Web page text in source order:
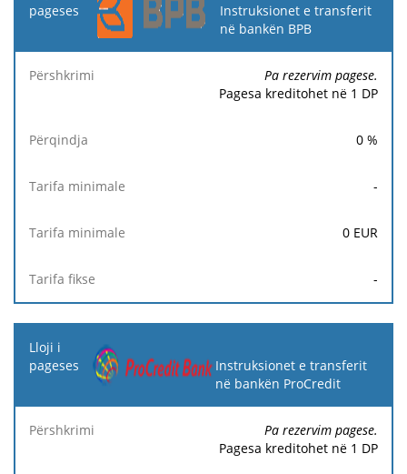
Instruksionet e transferit
në bankën BPB
Pa rezervim pagese.
Pagesa kreditohet në 1 DP
0 %
-
0 EUR
-
Instruksionet e transferit
në bankën ProCredit
Pa rezervim pagese.
Pagesa kreditohet në 1 DP